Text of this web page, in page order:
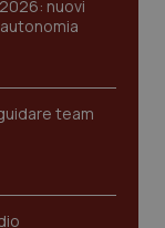
nuovi
team